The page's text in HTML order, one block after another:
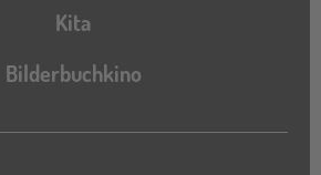
Kita
Bilderbuchkino